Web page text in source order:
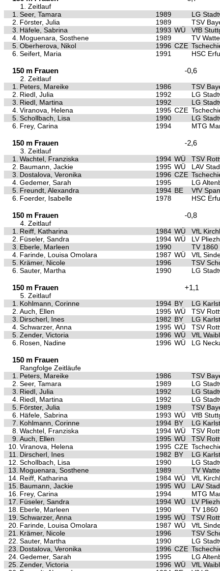
1. Zeitlauf
1.
Seer, Tamara 1989
LG
2. Förster, Julia 1989
TSV
3. Häfele, Sabrina 1993 WÜ
VfB
4. Moguenara, Sosthene 1989
TV
5. Oberherova, Nikol 1996 CZE
6. Seifert, Maria 1991 HSC
150 m Frauen -0,6
2. Zeitlauf
1.
Peters, Mareike 1986
TSV
2. Riedl, Julia 1992
LG
3. Riedl, Martina 1992
LG
4. Viranova, Helena 1995 CZE
5. Schollbach, Lisa 1990
LG
6. Frey, Carina 1994 MTG
150 m Frauen -2,6
3. Zeitlauf
1.
Wachtel, Franziska 1994 WÜ
TSV
2. Baumann, Jackie 1995 WÜ
LAV
3. Dostalova, Veronika 1996 CZE
4. Gedemer, Sarah 1995
LG
5. Freundt, Alexandra 1994 BE
VfV
6. Foerder, Isabelle 1978 HSC
150 m Frauen -0,8
4. Zeitlauf
1.
Reiff, Katharina 1984 WÜ
VfL
2. Füseler, Sandra 1994 WÜ
LV
3. Eberle, Marleen 1990
TV 1860
4. Farinde, Louisa Omolara 1987 WÜ
VfL
5. Krämer, Nicole 1996
TSV
6. Sauter, Martha 1990 LG
150 m Frauen +1,1
5. Zeitlauf
1.
Kohlmann, Corinne 1994 BY
LG
2. Auch, Ellen 1995 WÜ
TSV
3. Dirscherl, Ines 1982 BY
LG
4. Schwarzer, Anna 1995 WÜ
TSV
5. Zender, Victoria 1996 WÜ
VfL
6. Rosen, Nadine 1996 WÜ LG
150 m Frauen
Rangfolge Zeitläufe
1.
Peters, Mareike 1986
TSV
2. Seer, Tamara 1989
LG
3. Riedl, Julia 1992
LG
4. Riedl, Martina 1992
LG
5. Förster, Julia 1989
TSV
6. Häfele, Sabrina 1993 WÜ
VfB
7. Kohlmann, Corinne 1994 BY
LG
8. Wachtel, Franziska 1994 WÜ
TSV
9. Auch, Ellen 1995 WÜ
TSV
10. Viranova, Helena 1995 CZE
11.
Dirscherl, Ines 1982 BY
LG
12. Schollbach, Lisa 1990
LG
13. Moguenara, Sosthene 1989
TV
14. Reiff, Katharina 1984 WÜ
VfL
15. Baumann, Jackie 1995 WÜ
LAV
16. Frey, Carina 1994
MTG
17. Füseler, Sandra 1994 WÜ
LV
18. Eberle, Marleen 1990
TV 1860
19. Schwarzer, Anna 1995 WÜ
TSV
20. Farinde, Louisa Omolara 1987 WÜ
VfL
21.
Krämer, Nicole 1996
TSV
22. Sauter, Martha 1990
LG
23. Dostalova, Veronika 1996 CZE
24. Gedemer, Sarah 1995
LG
25. Zender, Victoria 1996 WÜ
VfL